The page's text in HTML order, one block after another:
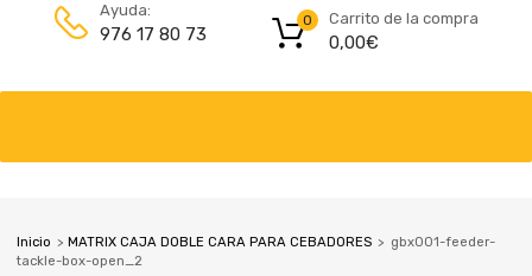
Ayuda:
976 17 80 73
Carrito de la compra
0,00€
0
Inicio > MATRIX CAJA DOBLE CARA PARA CEBADORES > gbx001-feeder-
tackle-box-open_2